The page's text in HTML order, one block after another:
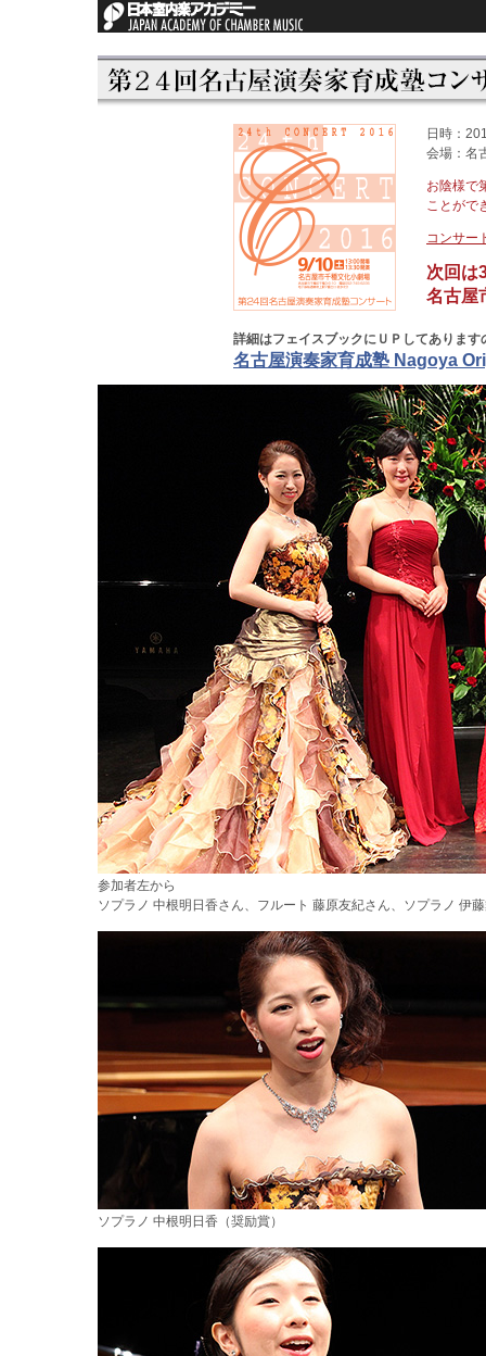
日時：
会場：名
お陰様で
ことがで
コンサー
次回は
名古屋
詳細はフェイスブックにＵＰしてあります
名古屋演奏家育成塾 Nagoya
参加者左から
ソプラノ 中根明日香さん、フルート 藤原友紀さん、ソプラノ 伊
ソプラノ 中根明日香（奨励賞）